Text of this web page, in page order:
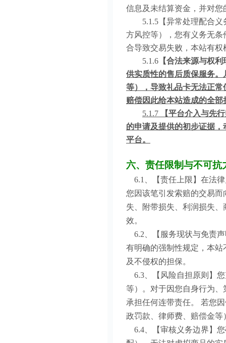
信息及未结算资金，并对
5.1.5【异常处理配合义
方风控等），您有义务无
合导致交易失败，本站有
5.1.6 【合法来源与权
供实质性的售后质保服务
等），导致礼品卡无法正
赔偿因此给本站造成的全部
5.1.7
【平台介入与先
的申请及提供的初步证据
平台。
六、责任限制与不可抗
6.1、【责任上限】在法
您因该笔引发索赔的交易
失、附带损失、利润损失
效。
6.2、【服务现状与免责声
有明确的强制性规定，本
及不侵权的担保。
6.3、【风险自担原则】
等）。对于因您自身行为
承担任何连带责任。 若您
政罚款、律师费、赔偿金
6.4、【审核义务边界】